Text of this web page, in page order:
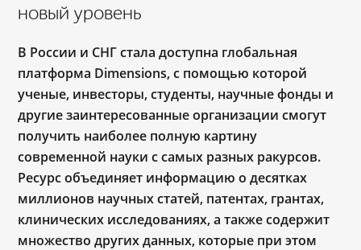
новый уровень
В России и СНГ стала доступна глобальная
платформа Dimensions, с помощью которой
ученые, инвесторы, студенты, научные фонды и
другие заинтересованныеорганизации смогут
получить наиболее полную картину
современной науки с самых разных ракурсов.
Ресурс объединяет информацию о десятках
миллионов научных статей, патентах, грантах,
клинических исследованиях, а такжесодержит
множество других данных, которые при этом